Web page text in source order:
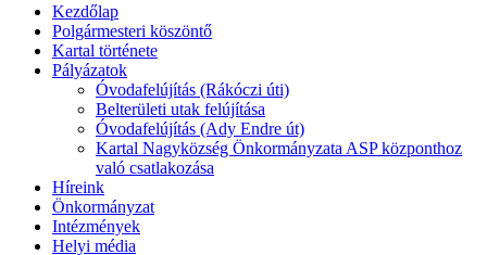
Kezdőlap
Polgármesteri köszöntő
Kartal története
Pályázatok
Óvodafelújítás (Rákóczi úti)
Belterületi utak felújítása
Óvodafelújítás (Ady Endre út)
Kartal Nagyközség Önkormányzata ASP központhoz
való csatlakozása
Híreink
Önkormányzat
Intézmények
Helyi média